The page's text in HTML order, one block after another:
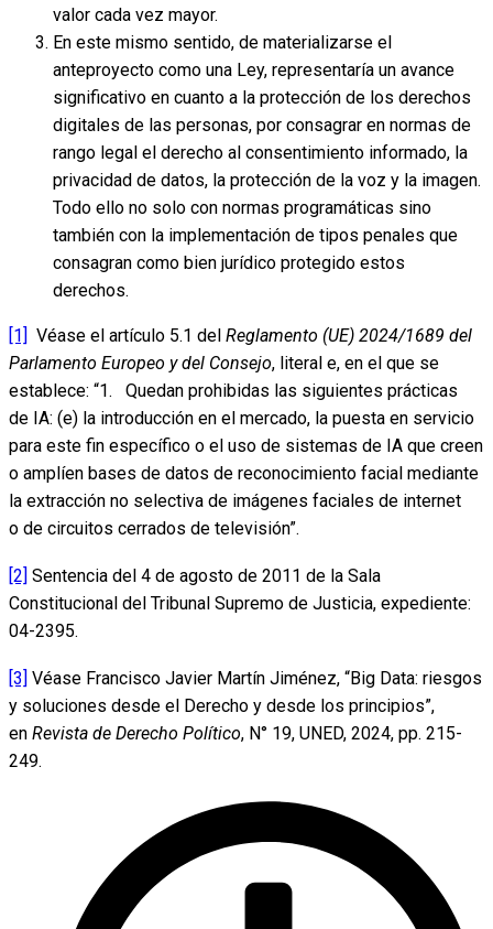
valor cada vez mayor.
En este mismo sentido, de materializarse el
anteproyecto como una Ley, representaría un avance
significativo en cuanto a la protección de los derechos
digitales de las personas, por consagrar en normas de
rango legal el derecho al consentimiento informado, la
privacidad de datos, la protección de la voz y la imagen.
Todo ello no solo con normas programáticas sino
también con la implementación de tipos penales que
consagran como bien jurídico protegido estos
derechos.
[1] Véase el artículo 5.1 del Reglamento (UE) 2024/1689 del
Parlamento Europeo y del Consejo, literal e, en el que se
establece: “1. Quedan prohibidas las siguientes prácticas
de IA: (e) la introducción en el mercado, la puesta en servicio
para este fin específico o el uso de sistemas de IA que creen
o amplíen bases de datos de reconocimiento facial mediante
la extracción no selectiva de imágenes faciales de internet
o de circuitos cerrados de televisión”.
[2] Sentencia del 4 de agosto de 2011 de la Sala
Constitucional del Tribunal Supremo de Justicia, expediente:
04-2395.
[3] Véase Francisco Javier Martín Jiménez, “Big Data: riesgos
y soluciones desde el Derecho y desde los principios”,
en Revista de Derecho Político, N° 19, UNED, 2024, pp. 215-
249.